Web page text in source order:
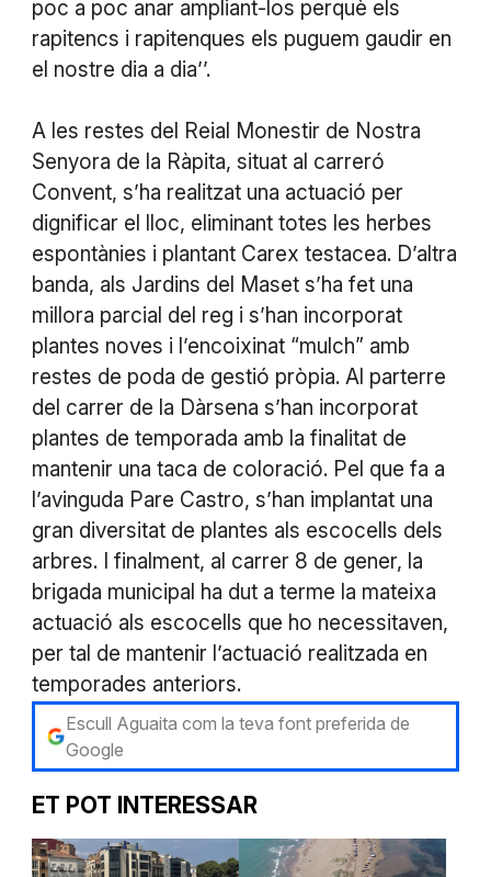
poc a poc anar ampliant-los perquè els
rapitencs i rapitenques els puguem gaudir en
el nostre dia a dia’’.
A les restes del Reial Monestir de Nostra
Senyora de la Ràpita, situat al carreró
Convent, s’ha realitzat una actuació per
dignificar el lloc, eliminant totes les herbes
espontànies i plantant Carex testacea. D’altra
banda, als Jardins del Maset s’ha fet una
millora parcial del reg i s’han incorporat
plantes noves i l’encoixinat “mulch” amb
restes de poda de gestió pròpia. Al parterre
del carrer de la Dàrsena s’han incorporat
plantes de temporada amb la finalitat de
mantenir una taca de coloració. Pel que fa a
l’avinguda Pare Castro, s’han implantat una
gran diversitat de plantes als escocells dels
arbres. I finalment, al carrer 8 de gener, la
brigada municipal ha dut a terme la mateixa
actuació als escocells que ho necessitaven,
per tal de mantenir l’actuació realitzada en
temporades anteriors.
Escull Aguaita com la teva font preferida de
Google
ET POT INTERESSAR